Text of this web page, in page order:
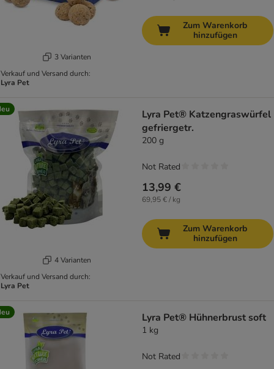
3 Varianten
Verkauf und Versand durch:
Lyra Pet
Zum Warenkorb
hinzufügen
4 Varianten
Verkauf und Versand durch:
Lyra Pet
Lyra Pet® Katzengraswürfel
gefriergetr.
200 g
13,99 €
69,95 € / kg
Not Rated
Zum Warenkorb
hinzufügen
Lyra Pet® Hühnerbrust soft
1 kg
Not Rated